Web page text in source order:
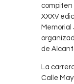
compiten
XXXV
Memorial
de
La
Calle